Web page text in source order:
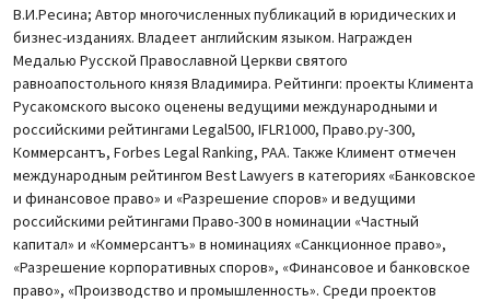
В.И.Ресина; Автор многочисленных публикаций в юридических и
бизнес-изданиях. Владеет английским языком. Награжден
Медалью Русской Православной Церкви святого
равноапостольного князя Владимира. Рейтинги: проекты Климента
Русакомского высоко оценены ведущими международными и
российскими рейтингами Legal500, IFLR1000, Право.ру-300,
Коммерсантъ, Forbes Legal Ranking, РАА. Также Климент отмечен
международным рейтингом Best Lawyers в категориях «Банковское
и финансовое право» и «Разрешение споров» и ведущими
российскими рейтингами Право-300 в номинации «Частный
капитал» и «Коммерсантъ» в номинациях «Санкционное право»,
«Разрешение корпоративных споров», «Финансовое и банковское
право», «Производство и промышленность». Среди проектов